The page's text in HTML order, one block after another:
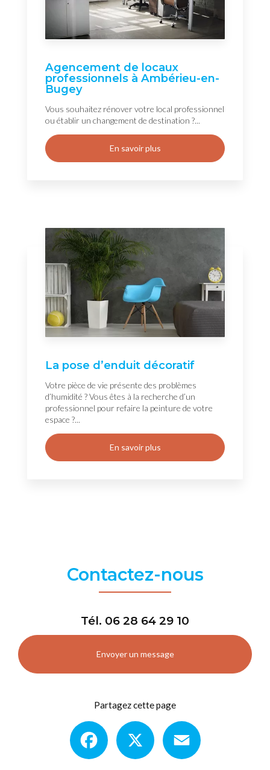
Agencement de locaux
professionnels à Ambérieu-en-
Bugey
Vous souhaitez rénover votre local professionnel
ou établir un changement de destination ?...
En savoir plus
La pose d’enduit décoratif
Votre pièce de vie présente des problèmes
d’humidité ? Vous êtes à la recherche d’un
professionnel pour refaire la peinture de votre
espace ?...
En savoir plus
Contactez-nous
Tél. 06 28 64 29 10
Envoyer un message
Partagez cette page
Facebook